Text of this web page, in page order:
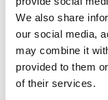
We also share
our social media,
may combine it
provided to them
of their services.